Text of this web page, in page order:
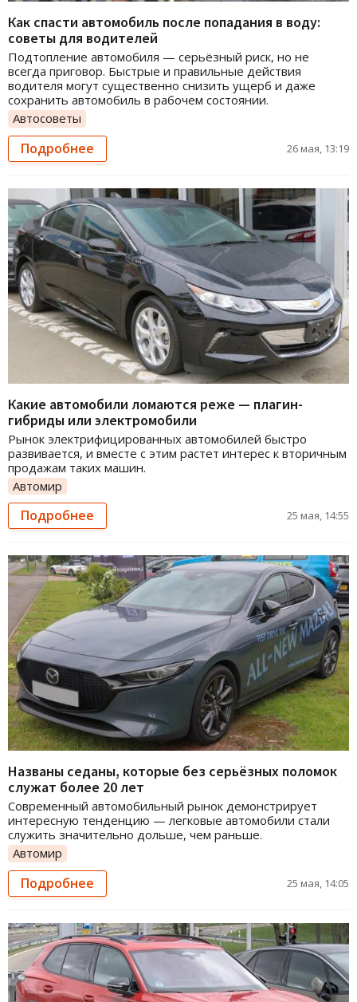
Как спасти автомобиль после попадания в воду:
советы для водителей
Подтопление автомобиля — серьёзный риск, но не
всегда приговор. Быстрые и правильные действия
водителя могут существенно снизить ущерб и даже
сохранить автомобиль в рабочем состоянии.
Автосоветы
Подробнее 26 мая, 13:19
Какие автомобили ломаются реже — плагин-
гибриды или электромобили
Рынок электрифицированных автомобилей быстро
развивается, и вместе с этим растет интерес к вторичным
продажам таких машин.
Автомир
Подробнее 25 мая, 14:55
Названы седаны, которые без серьёзных поломок
служат более 20 лет
Современный автомобильный рынок демонстрирует
интересную тенденцию — легковые автомобили стали
служить значительно дольше, чем раньше.
Автомир
Подробнее 25 мая, 14:05